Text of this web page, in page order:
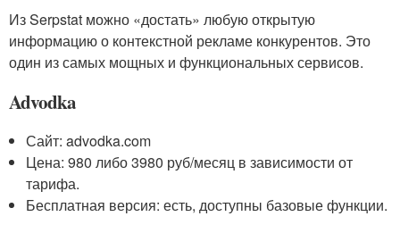
Из Serpstat можно «достать» любую открытую
информацию о контекстной рекламе конкурентов. Это
один из самых мощных и функциональных сервисов.
Advodka
Сайт: advodka.com
Цена: 980 либо 3980 руб/месяц в зависимости от
тарифа.
Бесплатная версия: есть, доступны базовые функции.